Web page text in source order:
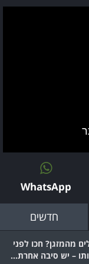
WhatsApp
חדשים
מהמזגן? חכו לפני
– יש סיבה אחרת...